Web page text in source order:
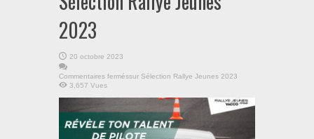
2023
20 octobre 2023
Commentaires ferméssur Sélection Rallye Jeunes 2023
3,657 Vues